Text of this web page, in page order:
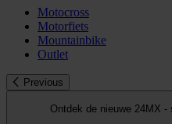
Motocross
Motorfiets
Mountainbike
Outlet
Previous
Ontdek de nieuwe 24MX